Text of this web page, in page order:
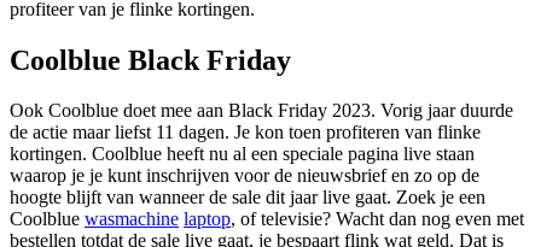
profiteer van je flinke kortingen.
Coolblue Black Friday
Ook Coolblue doet mee aan Black Friday 2023. Vorig jaar duurde
de actie maar liefst 11 dagen. Je kon toen profiteren van flinke
kortingen. Coolblue heeft nu al een speciale pagina live staan
waarop je je kunt inschrijven voor de nieuwsbrief en zo op de
hoogte blijft van wanneer de sale dit jaar live gaat. Zoek je een
Coolblue wasmachine laptop, of televisie? Wacht dan nog even met
bestellen totdat de sale live gaat, je bespaart flink wat geld. Dat is